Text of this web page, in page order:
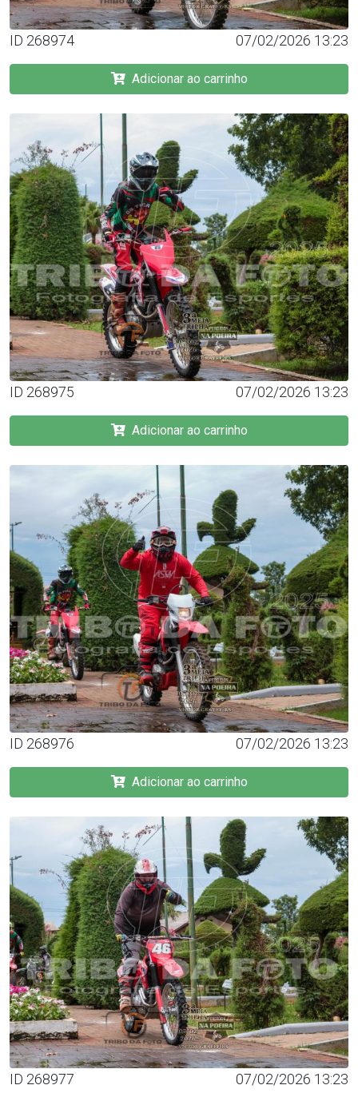
ID 268974 07/02/2026 13:23
Adicionar ao carrinho
ID 268975 07/02/2026 13:23
Adicionar ao carrinho
ID 268976 07/02/2026 13:23
Adicionar ao carrinho
ID 268977 07/02/2026 13:23